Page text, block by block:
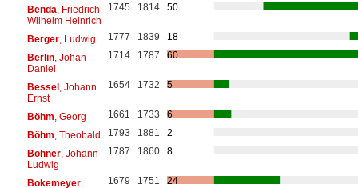
Benda , Friedrich
Wilhelm Heinrich
1745 1814 50
Berger, Ludwig 1777 1839
18
Berlin, Johan
Daniel
1714 1787 60
Bessel, Johann
Ernst
1654 1732 5
Böhm , Georg 1661 1733
6
Böhm , Theobald 1793 1881
2
Böhner, Johann
Ludwig
1787 1860 8
Bokemeyer,
1679 1751 24